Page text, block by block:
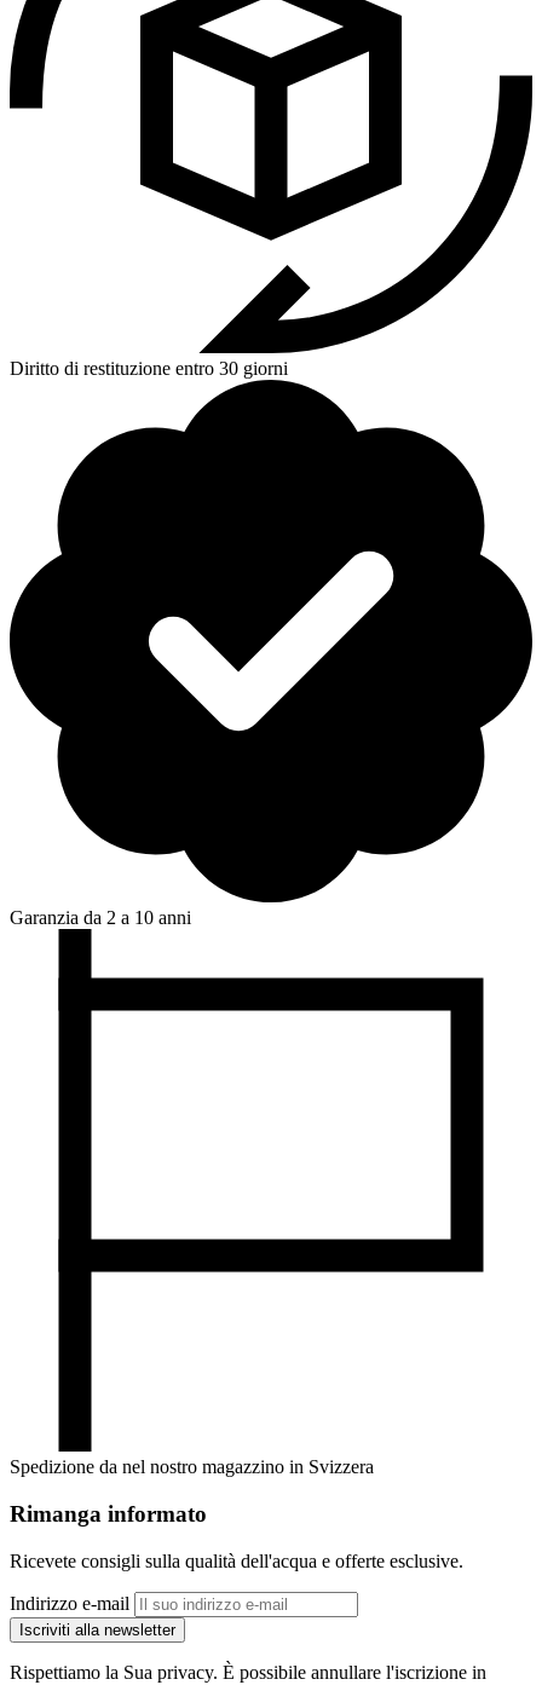
Diritto di restituzione entro 30 giorni
Garanzia da 2 a 10 anni
Spedizione da nel nostro magazzino in Svizzera
Rimanga informato
Ricevete consigli sulla qualità dell'acqua e offerte esclusive.
Indirizzo e-mail
Iscriviti alla newsletter
Rispettiamo la Sua privacy. È possibile annullare l'iscrizione in